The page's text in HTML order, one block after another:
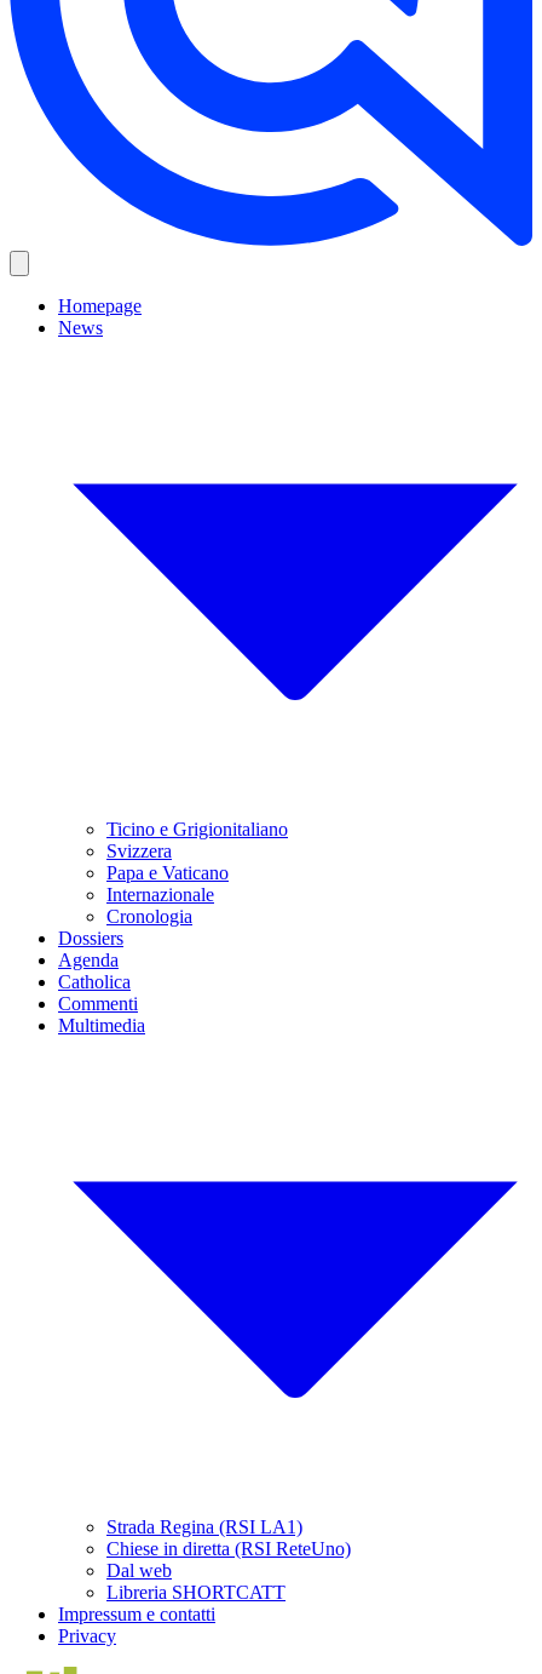
Homepage
News
Ticino e Grigionitaliano
Svizzera
Papa e Vaticano
Internazionale
Cronologia
Dossiers
Agenda
Catholica
Commenti
Multimedia
Strada Regina (RSI LA1)
Chiese in diretta (RSI ReteUno)
Dal web
Libreria SHORTCATT
Impressum e contatti
Privacy